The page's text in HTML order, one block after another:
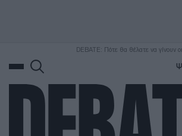
DEBATE: Πότε θα θέλατε να γίνουν